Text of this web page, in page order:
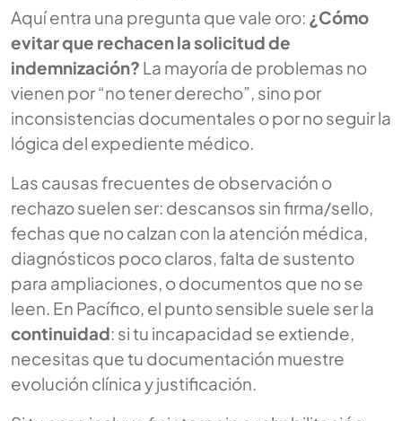
Aquí entra una pregunta que vale oro: ¿Cómo
evitar que rechacen la solicitud de
indemnización? La mayoría de problemas no
vienen por “no tener derecho”, sino por
inconsistencias documentales o por no seguir la
lógica del expediente médico.
Las causas frecuentes de observación o
rechazo suelen ser: descansos sin firma/sello,
fechas que no calzan con la atención médica,
diagnósticos poco claros, falta de sustento
para ampliaciones, o documentos que no se
leen. En Pacífico, el punto sensible suele ser la
continuidad: si tu incapacidad se extiende,
necesitas que tu documentación muestre
evolución clínica y justificación.